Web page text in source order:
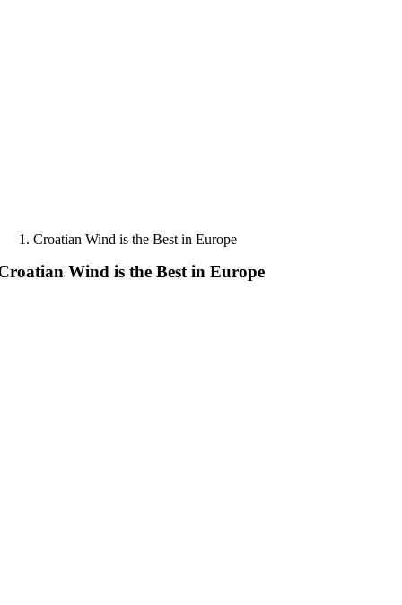
Croatian Wind is the Best in Europe
Wind is the Best in Europe